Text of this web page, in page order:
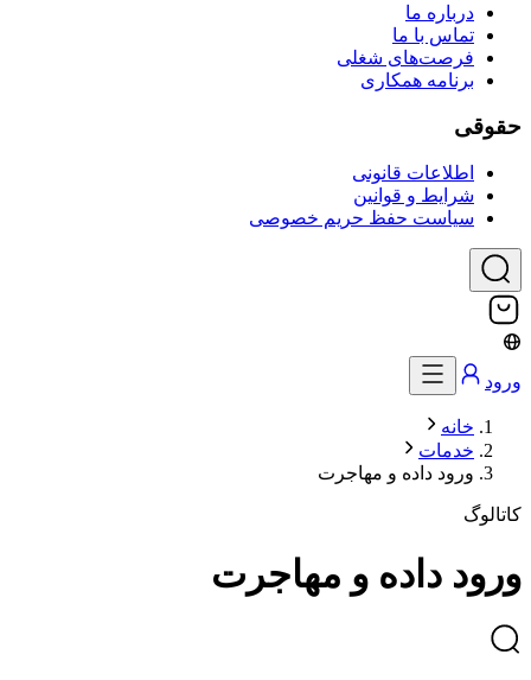
درباره ما
تماس با ما
فرصت‌های شغلی
برنامه همکاری
حقوقی
اطلاعات قانونی
شرایط و قوانین
سیاست حفظ حریم خصوصی
ورود
خانه
خدمات
ورود داده و مهاجرت
کاتالوگ
ورود داده و مهاجرت